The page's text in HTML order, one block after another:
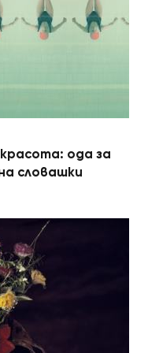
ода за
словашки